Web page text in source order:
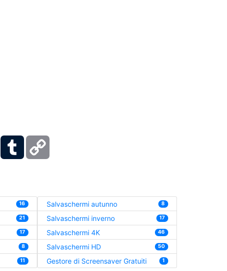
Viber Tumblr
16
21
17
8
11
Salvaschermi autunno 8
Salvaschermi inverno 17
Salvaschermi 4K 46
Salvaschermi HD 50
Gestore di Screensaver Gratuiti 1